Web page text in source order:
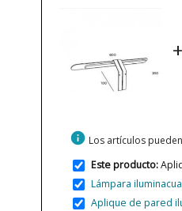
+
info Los artículos
Este producto:
Lámpara
Aplique de pared